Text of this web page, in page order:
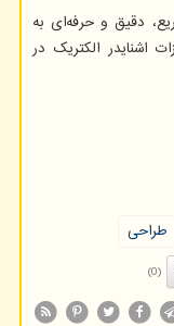
دقیق و حرفه‌ای به
اشنایدر الکتریک در
طراحی
(0)